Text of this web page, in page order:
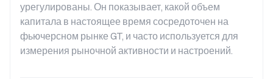
урегулированы. Он показывает, какой объем
капитала в настоящее время сосредоточен на
фьючерсном рынке GT, и часто используется для
измерения рыночной активности и настроений.